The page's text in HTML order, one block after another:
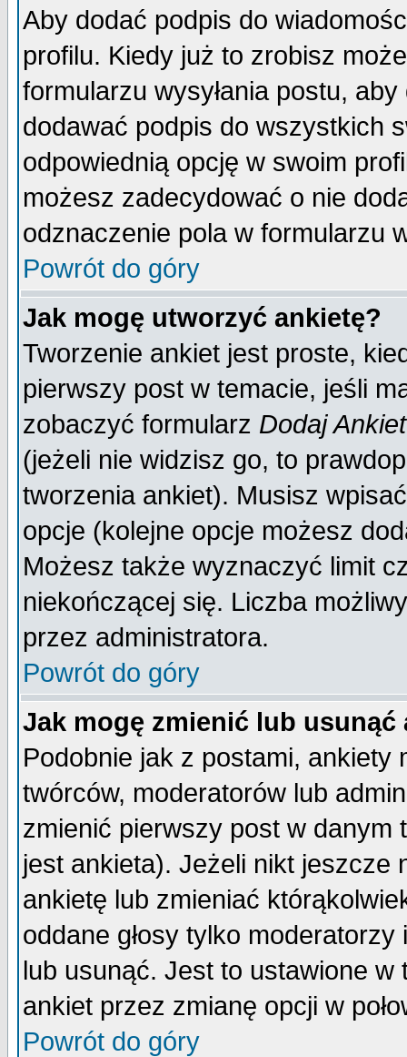
Aby dodać podpis do
profilu. Kiedy już to zrobisz
formularzu wysyłania postu,
dodawać podpis do wszystkich
odpowiednią opcję w swoim
możesz zadecydować o nie
odznaczenie pola w formularzu
Powrót do góry
Jak mogę utworzyć ankietę?
Tworzenie ankiet jest proste,
pierwszy post w temacie, jeśli
zobaczyć formularz Dodaj
(jeżeli nie widzisz go, to
tworzenia ankiet). Musisz
opcje (kolejne opcje możesz
Możesz także wyznaczyć limit
niekończącej się. Liczba
przez administratora.
Powrót do góry
Jak mogę zmienić lub usunąć
Podobnie jak z postami,
twórców, moderatorów lub
zmienić pierwszy post w
jest ankieta). Jeżeli nikt jeszcze
ankietę lub zmieniać
oddane głosy tylko
lub usunąć. Jest to ustawione w
ankiet przez zmianę opcji w
Powrót do góry